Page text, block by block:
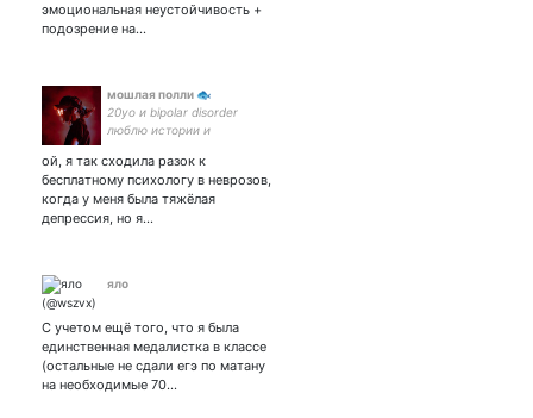
эмоциональная неустойчивость +
подозрение на…
мошлая полли 🐟
20yo и bipolar disorder
люблю истории и
жизнь влюбляюсь как
кошка)
ой, я так сходила разок к
бесплатному психологу в неврозов,
когда у меня была тяжёлая
депрессия, но я…
яло
С учетом ещё того, что я была
единственная медалистка в классе
(остальные не сдали егэ по матану
на необходимые 70…